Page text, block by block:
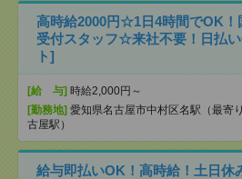
高時給2000円☆1日4時間でOK！
受付スタッフ☆来社不要！日払
ト]
[給 与] 時給2,000円～
[勤務地] 愛知県名古屋市中村区名駅（最寄
古屋駅）
給与即払いOK！高時給！土日休